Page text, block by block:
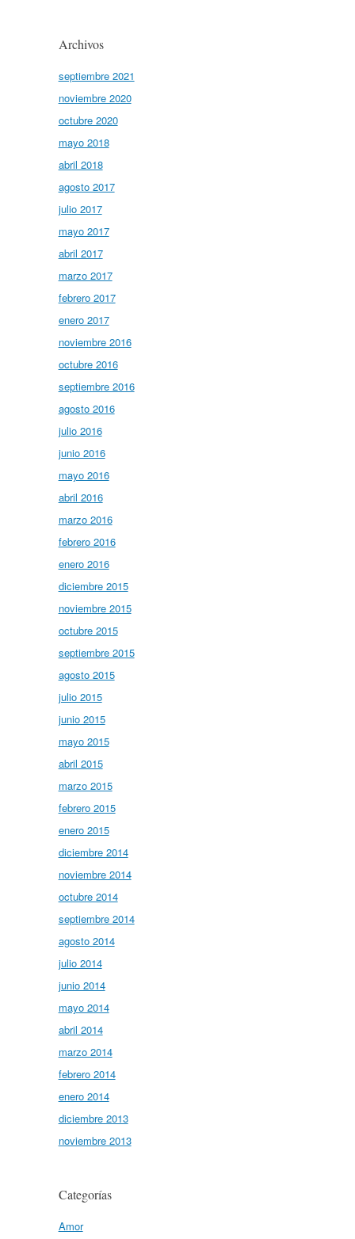
Archivos
septiembre 2021
noviembre 2020
octubre 2020
mayo 2018
abril 2018
agosto 2017
julio 2017
mayo 2017
abril 2017
marzo 2017
febrero 2017
enero 2017
noviembre 2016
octubre 2016
septiembre 2016
agosto 2016
julio 2016
junio 2016
mayo 2016
abril 2016
marzo 2016
febrero 2016
enero 2016
diciembre 2015
noviembre 2015
octubre 2015
septiembre 2015
agosto 2015
julio 2015
junio 2015
mayo 2015
abril 2015
marzo 2015
febrero 2015
enero 2015
diciembre 2014
noviembre 2014
octubre 2014
septiembre 2014
agosto 2014
julio 2014
junio 2014
mayo 2014
abril 2014
marzo 2014
febrero 2014
enero 2014
diciembre 2013
noviembre 2013
Categorías
Amor